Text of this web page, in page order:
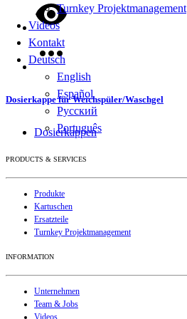
Turnkey Projektmanagement
Videos
Kontakt
Deutsch
English
Español
Русский
Português
Dosierkappe für Weichspüler/Waschgel
Dosierkappen
PRODUCTS & SERVICES
Produkte
Kartuschen
Ersatzteile
Turnkey Projektmanagement
INFORMATION
Unternehmen
Team & Jobs